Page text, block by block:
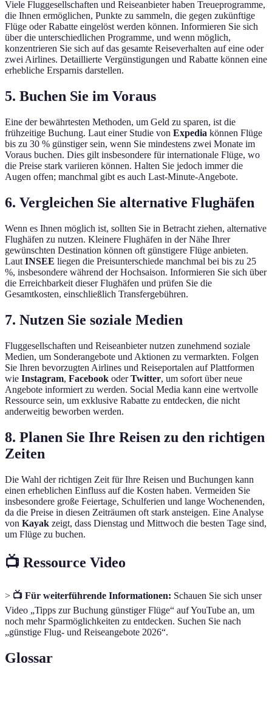
Viele Fluggesellschaften und Reiseanbieter haben Treueprogramme,
die Ihnen ermöglichen, Punkte zu sammeln, die gegen zukünftige
Flüge oder Rabatte eingelöst werden können. Informieren Sie sich
über die unterschiedlichen Programme, und wenn möglich,
konzentrieren Sie sich auf das gesamte Reiseverhalten auf eine oder
zwei Airlines. Detaillierte Vergünstigungen und Rabatte können eine
erhebliche Ersparnis darstellen.
5. Buchen Sie im Voraus
Eine der bewährtesten Methoden, um Geld zu sparen, ist die
frühzeitige Buchung. Laut einer Studie von Expedia können Flüge
bis zu 30 % günstiger sein, wenn Sie mindestens zwei Monate im
Voraus buchen. Dies gilt insbesondere für internationale Flüge, wo
die Preise stark variieren können. Halten Sie jedoch immer die
Augen offen; manchmal gibt es auch Last-Minute-Angebote.
6. Vergleichen Sie alternative Flughäfen
Wenn es Ihnen möglich ist, sollten Sie in Betracht ziehen, alternative
Flughäfen zu nutzen. Kleinere Flughäfen in der Nähe Ihrer
gewünschten Destination können oft günstigere Flüge anbieten.
Laut INSEE liegen die Preisunterschiede manchmal bei bis zu 25
%, insbesondere während der Hochsaison. Informieren Sie sich über
die Erreichbarkeit dieser Flughäfen und prüfen Sie die
Gesamtkosten, einschließlich Transfergebühren.
7. Nutzen Sie soziale Medien
Fluggesellschaften und Reiseanbieter nutzen zunehmend soziale
Medien, um Sonderangebote und Aktionen zu vermarkten. Folgen
Sie Ihren bevorzugten Airlines und Reiseportalen auf Plattformen
wie Instagram, Facebook oderTwitter, um sofort über neue
Angebote informiert zu werden. Social Media kann eine wertvolle
Ressource sein, um exklusive Rabatte zu entdecken, die nicht
anderweitig beworben werden.
8. Planen Sie Ihre Reisen zu den richtigen
Zeiten
Die Wahl der richtigen Zeit für Ihre Reisen und Buchungen kann
einen erheblichen Einfluss auf die Kosten haben. Vermeiden Sie
insbesondere große Feiertage, Schulferien und lange Wochenenden,
da die Preise in diesen Zeiträumen oft stark ansteigen. Eine Analyse
von Kayak zeigt, dass Dienstag und Mittwoch die besten Tage sind,
um Flüge zu buchen.
📺 Ressource Video
> 📺 Für weiterführende Informationen: Schauen Sie sich unser
Video „Tipps zur Buchung günstiger Flüge“ auf YouTube an, um
noch mehr Sparmöglichkeiten zu entdecken. Suchen Sie nach
„günstige Flug- und Reiseangebote 2026“.
Glossar